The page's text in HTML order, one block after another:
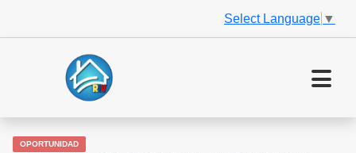
Select Language ▼
OPORTUNIDAD